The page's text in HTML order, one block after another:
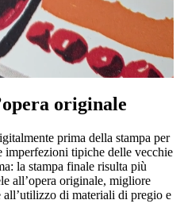
originale
prima della stampa per
imperfezioni tipiche delle vecchie
la stampa finale risulta più
all’opera originale, migliore
all’utilizzo di materiali di pregio e